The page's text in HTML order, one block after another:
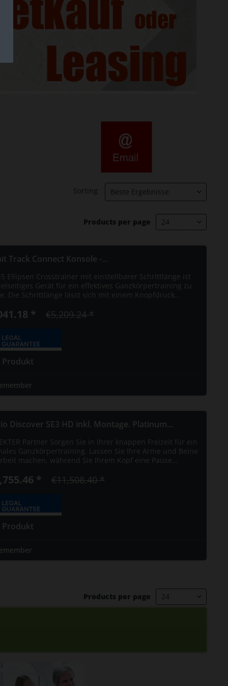
Sorting
Products per page
Track Connect Konsole -...
Ellipsen Crosstrainer mit einstellbarer Schrittlänge ist
Gerät für ein effektives Ganzkörpertraining zu
Die Schrittlänge lässt sich mit einem Knopfdruck...
* €5,209.24 *
Produkt
Discover SE3 HD inkl. Montage. Platinum...
Partner Sorgen Sie in Ihrer knappen Freizeit für ein
Ganzkörpertraining. Lassen Sie Ihre Arme und Beine
machen, während Sie Ihrem Kopf eine Pause...
* €11,508.40 *
Produkt
Products per page